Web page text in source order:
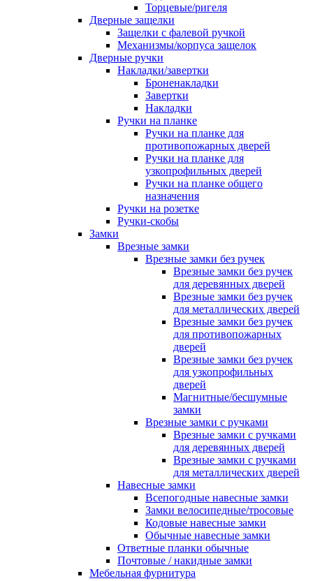
Торцевые/ригеля
Дверные защелки
Защелки с фалевой ручкой
Механизмы/корпуса защелок
Дверные ручки
Накладки/завертки
Броненакладки
Завертки
Накладки
Ручки на планке
Ручки на планке для
противопожарных дверей
Ручки на планке для
узкопрофильных дверей
Ручки на планке общего
назначения
Ручки на розетке
Ручки-скобы
Замки
Врезные замки
Врезные замки без ручек
Врезные замки без ручек
для деревянных дверей
Врезные замки без ручек
для металлических дверей
Врезные замки без ручек
для противопожарных
дверей
Врезные замки без ручек
для узкопрофильных
дверей
Магнитные/бесшумные
замки
Врезные замки с ручками
Врезные замки с ручками
для деревянных дверей
Врезные замки с ручками
для металлических дверей
Навесные замки
Всепогодные навесные замки
Замки велосипедные/тросовые
Кодовые навесные замки
Обычные навесные замки
Ответные планки обычные
Почтовые / накидные замки
Мебельная фурнитура